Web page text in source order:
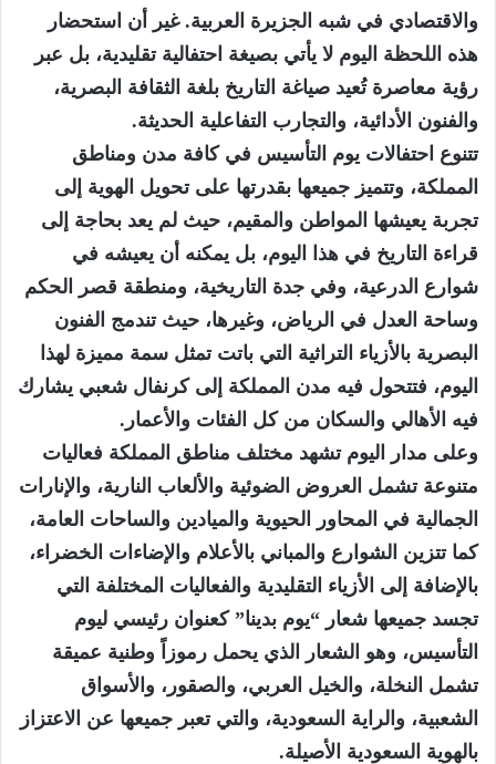
والاقتصادي في شبه الجزيرة العربية. غير أن استحضار
هذه اللحظة اليوم لا يأتي بصيغة احتفالية تقليدية، بل عبر
رؤية معاصرة تُعيد صياغة التاريخ بلغة الثقافة البصرية،
والفنون الأدائية، والتجارب التفاعلية الحديثة.
تتنوع احتفالات يوم التأسيس في كافة مدن ومناطق
المملكة، وتتميز جميعها بقدرتها على تحويل الهوية إلى
تجربة يعيشها المواطن والمقيم، حيث لم يعد بحاجة إلى
قراءة التاريخ في هذا اليوم، بل يمكنه أن يعيشه في
شوارع الدرعية، وفي جدة التاريخية، ومنطقة قصر الحكم
وساحة العدل في الرياض، وغيرها، حيث تندمج الفنون
البصرية بالأزياء التراثية التي باتت تمثل سمة مميزة لهذا
اليوم، فتتحول فيه مدن المملكة إلى كرنفال شعبي يشارك
فيه الأهالي والسكان من كل الفئات والأعمار.
وعلى مدار اليوم تشهد مختلف مناطق المملكة فعاليات
متنوعة تشمل العروض الضوئية والألعاب النارية، والإنارات
الجمالية في المحاور الحيوية والميادين والساحات العامة،
كما تتزين الشوارع والمباني بالأعلام والإضاءات الخضراء،
بالإضافة إلى الأزياء التقليدية والفعاليات المختلفة التي
تجسد جميعها شعار “يوم بدينا” كعنوان رئيسي ليوم
التأسيس، وهو الشعار الذي يحمل رموزاً وطنية عميقة
تشمل النخلة، والخيل العربي، والصقور، والأسواق
الشعبية، والراية السعودية، والتي تعبر جميعها عن الاعتزاز
بالهوية السعودية الأصيلة.